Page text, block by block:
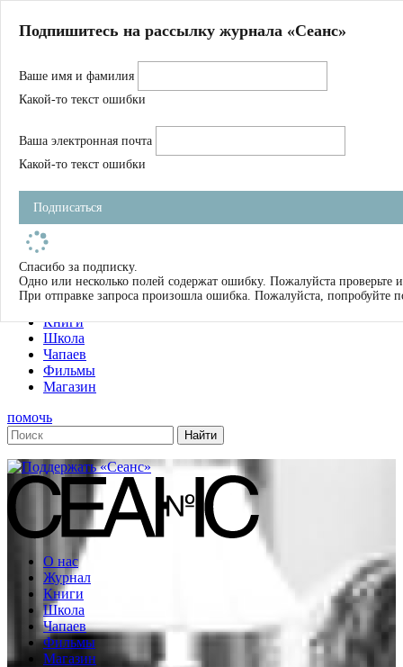
Магазин
Журнал
Школа
Устав
Фильмы
Имена
Тэги
О нас
Журнал
Книги
Школа
Чапаев
Фильмы
Магазин
помочь
О нас
Журнал
Книги
Школа
Чапаев
Фильмы
Магазин
Подпишитесь на рассылку журнала «Сеанс»
Ваше имя и фамилия
Какой-то текст ошибки
Ваша электронная почта
Какой-то текст ошибки
Подписаться
Спасибо за подписку.
Одно или несколько полей содержат ошибку. Пожалуйста проверьте
При отправке запроса произошла ошибка. Пожалуйста, попробуйте